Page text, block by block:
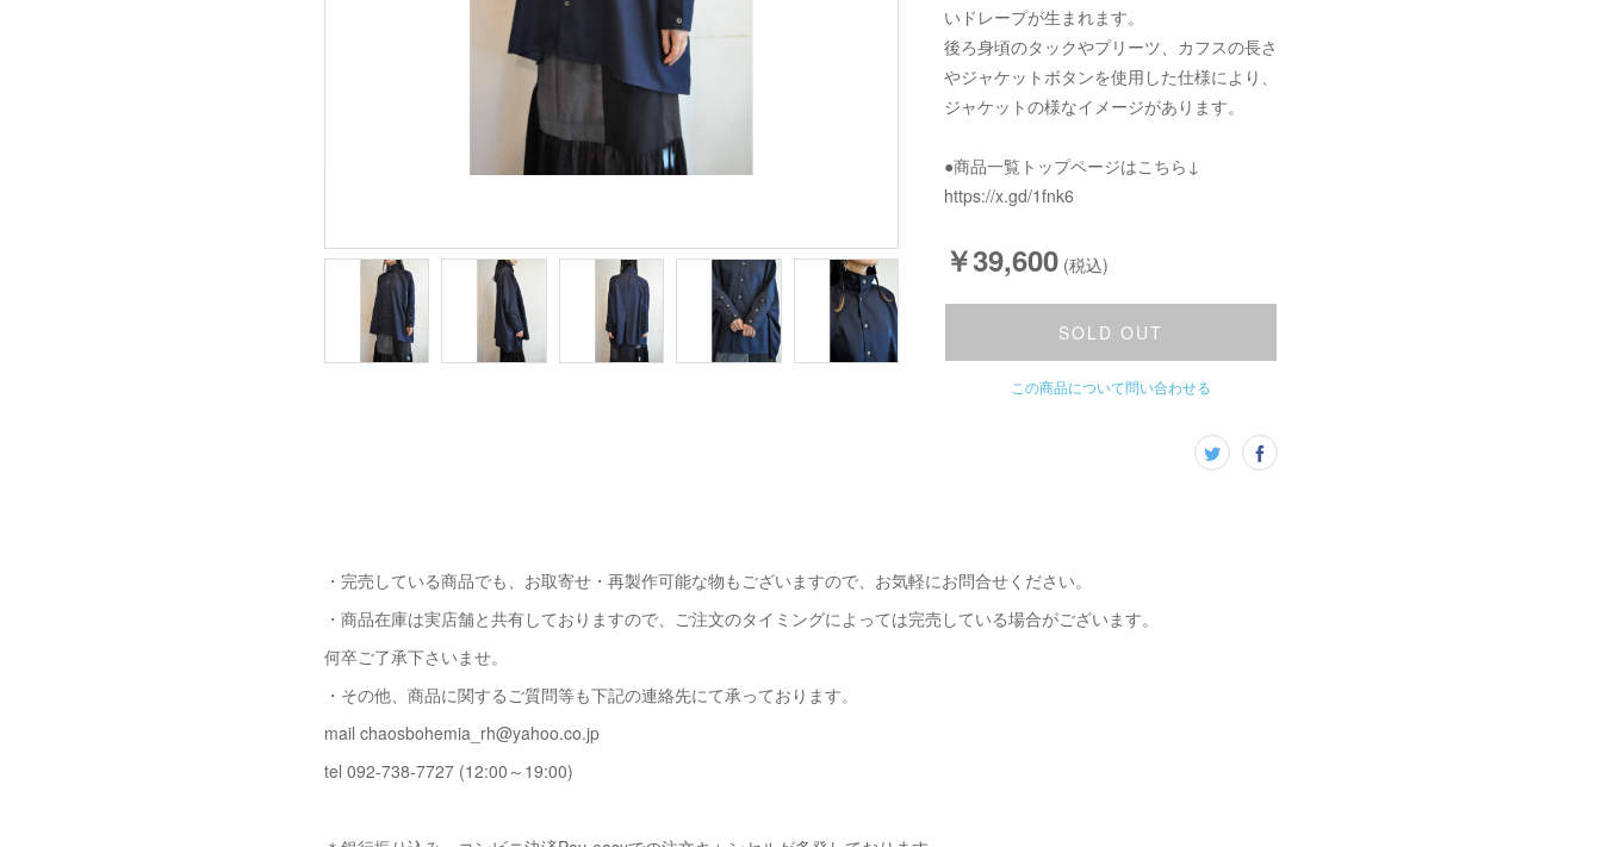
いドレープが生まれます。
後ろ身頃のタックやプリーツ、カフスの長さ
やジャケットボタンを使用した仕様により、
ジャケットの様なイメージがあります。
●商品一覧トップページはこちら↓
https://x.gd/1fnk6
￥39,600 (税込)
SOLD OUT
この商品について問い合わせる
・完売している商品でも、お取寄せ・再製作可能な物もございますので、お気軽にお問合せください。
・商品在庫は実店舗と共有しておりますので、ご注文のタイミングによっては完売している場合がございます。
何卒ご了承下さいませ。
・その他、商品に関するご質問等も下記の連絡先にて承っております。
mail chaosbohemia_rh@yahoo.co.jp
tel 092-738-7727 (12:00～19:00)